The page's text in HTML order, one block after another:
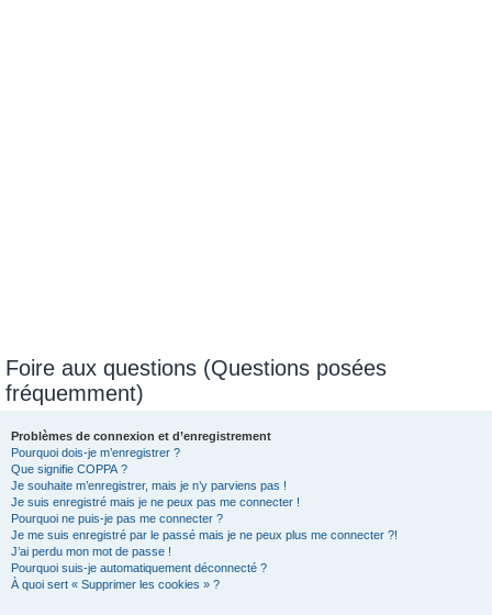
Foire aux questions (Questions posées
fréquemment)
Problèmes de connexion et d’enregistrement
Pourquoi dois-je m’enregistrer ?
Que signifie COPPA ?
Je souhaite m’enregistrer, mais je n’y parviens pas !
Je suis enregistré mais je ne peux pas me connecter !
Pourquoi ne puis-je pas me connecter ?
Je me suis enregistré par le passé mais je ne peux plus me connecter ?!
J’ai perdu mon mot de passe !
Pourquoi suis-je automatiquement déconnecté ?
À quoi sert « Supprimer les cookies » ?